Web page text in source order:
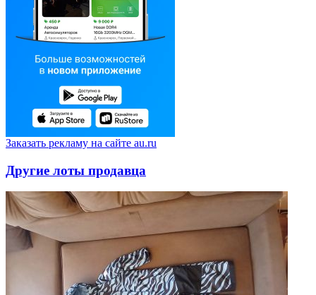
Заказать рекламу на сайте au.ru
Другие лоты продавца